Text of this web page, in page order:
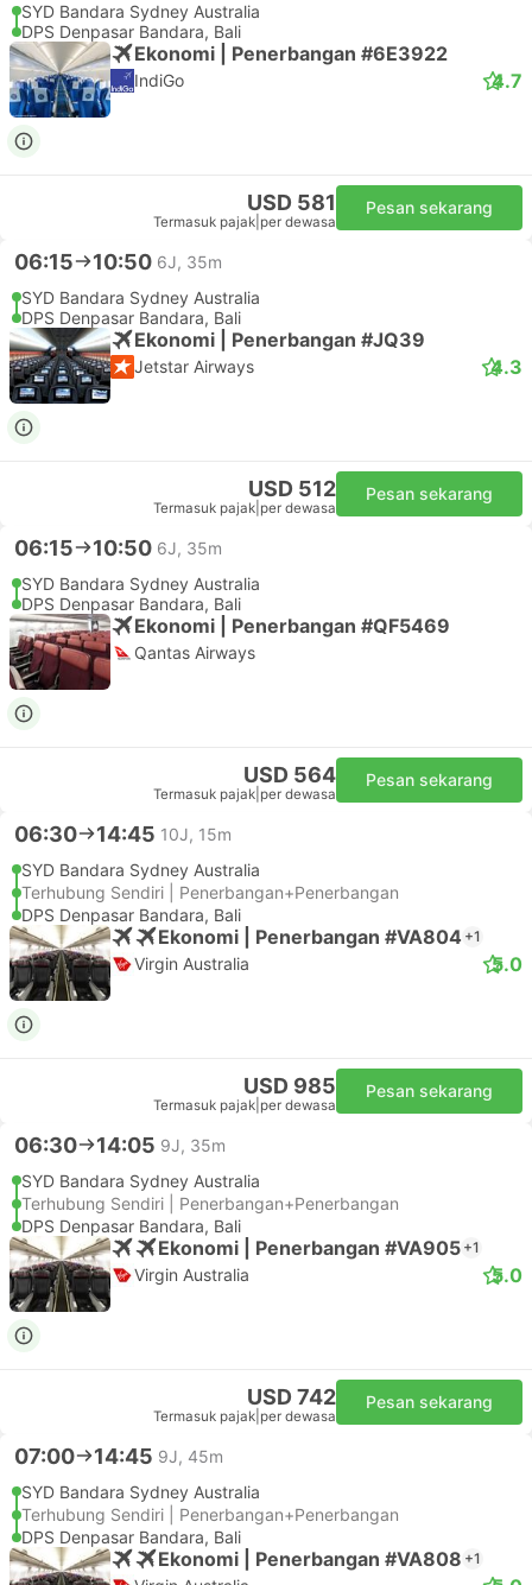
SYD Bandara Sydney Australia
DPS Denpasar Bandara, Bali
Ekonomi | Penerbangan #6E3922
IndiGo 4.7
USD 581
Termasuk pajak per dewasa
Pesan sekarang
06:15 10:50 6J, 35m
SYD Bandara Sydney Australia
DPS Denpasar Bandara, Bali
Ekonomi | Penerbangan #JQ39
Jetstar Airways 4.3
USD 512
Termasuk pajak per dewasa
Pesan sekarang
06:15 10:50 6J, 35m
SYD Bandara Sydney Australia
DPS Denpasar Bandara, Bali
Ekonomi | Penerbangan #QF5469
Qantas Airways
USD 564
Termasuk pajak per dewasa
Pesan sekarang
06:30 14:45 10J, 15m
SYD Bandara Sydney Australia
Terhubung Sendiri | Penerbangan+Penerbangan
DPS Denpasar Bandara, Bali
Ekonomi | Penerbangan #VA804 +1
Virgin Australia 5.0
USD 985
Termasuk pajak per dewasa
Pesan sekarang
06:30 14:05 9J, 35m
SYD Bandara Sydney Australia
Terhubung Sendiri | Penerbangan+Penerbangan
DPS Denpasar Bandara, Bali
Ekonomi | Penerbangan #VA905 +1
Virgin Australia 5.0
USD 742
Termasuk pajak per dewasa
Pesan sekarang
07:00 14:45 9J, 45m
SYD Bandara Sydney Australia
Terhubung Sendiri | Penerbangan+Penerbangan
DPS Denpasar Bandara, Bali
Ekonomi | Penerbangan #VA808 +1